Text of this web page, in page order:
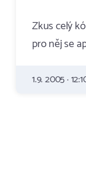
Zkus celý
pro něj se
1.9. 2005 ·